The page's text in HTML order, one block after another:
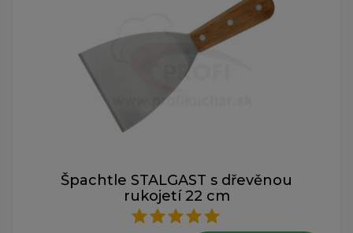
Špachtle STALGAST s dřevěnou
rukojetí 22 cm